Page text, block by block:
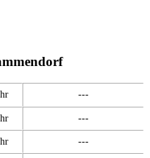
---
---
---